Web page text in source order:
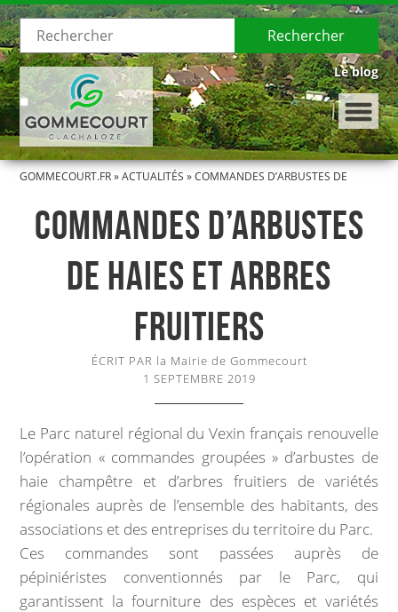
Rechercher
LE VILLAGE
Présentation de Gommecourt
Histoire de Gommecourt
Le Conseil municipal
Marchés publics
Intercommunalité
VIE COMMUNALE
École et organisation périscolaire
Bibliothèque
Le blog
GOMMECOURT.FR»ACTUALITÉS »COMMANDES D’ARBUSTES DE
HAIES ET ARBRES FRUITIERS
COMMANDES D’ARBUSTES
DE HAIES ET ARBRES
FRUITIERS
ÉCRIT PAR la Mairie de Gommecourt
1 SEPTEMBRE 2019
Le Parc naturel régional du Vexin français renouvelle
l’opération « commandes groupées » d’arbustes de
haie champêtre et d’arbres fruitiers de variétés
régionales auprès de l’ensemble des habitants, des
associations et des entreprises du territoire du Parc.
Ces commandes sont passées auprès de
pépiniéristes conventionnés par le Parc, qui
garantissent la fourniture des espèces et variétés